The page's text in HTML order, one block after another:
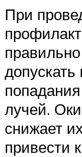
При
допускать
лучей.
снижает
привести